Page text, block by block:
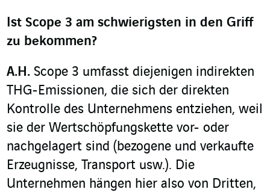
Ist Scope 3 am schwierigsten in den Griff
zu bekommen?
A.H. Scope 3 umfasst diejenigen indirekten
THG-Emissionen, die sich der direkten
Kontrolle des Unternehmens entziehen, weil
sie der Wertschöpfungskette vor- oder
nachgelagert sind (bezogene und verkaufte
Erzeugnisse, Transport usw.). Die
Unternehmen hängen hier also von Dritten,